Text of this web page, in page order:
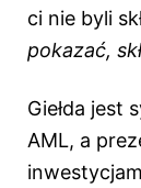
ci nie byli
pokazać,
Giełda jest
AML, a